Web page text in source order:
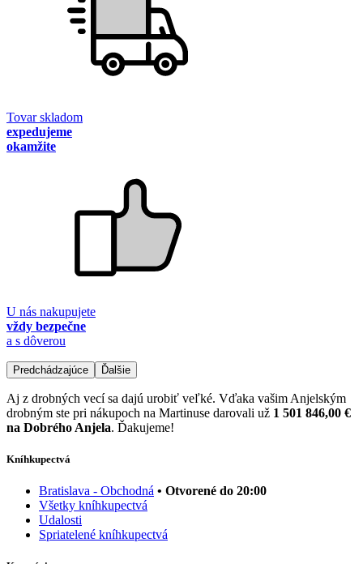
Tovar skladom
expedujeme
okamžite
U nás nakupujete
vždy bezpečne
a s dôverou
Predchádzajúce Ďalšie
Aj z drobných vecí sa dajú urobiť veľké. Vďaka vašim Anjelským
drobným ste pri nákupoch na Martinuse darovali už 1 501 846,00 €
na Dobrého Anjela. Ďakujeme!
Kníhkupectvá
Bratislava - Obchodná • Otvorené do 20:00
Všetky kníhkupectvá
Udalosti
Spriatelené kníhkupectvá